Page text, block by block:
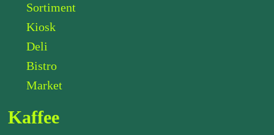
Sortiment
Kiosk
Deli
Bistro
Market
Kaffee